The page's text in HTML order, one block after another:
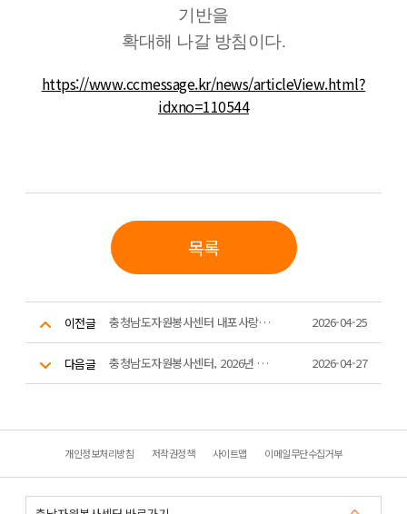
기반을
확대해 나갈 방침이다.
https://www.ccmessage.kr/news/articleView.html?
idxno=110544
목록
이전글 충청남도자원봉사센터 내포사랑봉사단, ‘환경정화·제과나눔’으로 4월 정기 활동 펼쳐 2026-04-25
다음글 충청남도자원봉사센터, 2026년 충청남도 재난현장 통합자원봉사지원단 안전직무교육 실시 2026-04-27
개인정보처리방침 저작권정책 사이트맵 이메일무단수집거부